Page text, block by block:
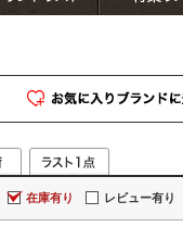
在庫有り レビュー有り